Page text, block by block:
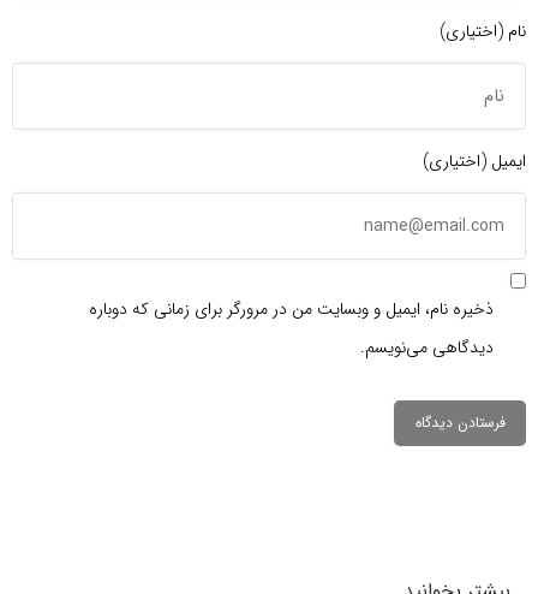
نام (اختیاری)
ایمیل (اختیاری)
ذخیره نام، ایمیل و وبسایت من در مرورگر برای زمانی که دوباره
دیدگاهی می‌نویسم.